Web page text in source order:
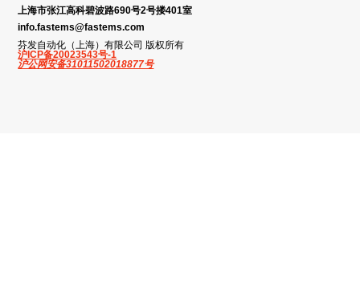
上海市张江高科碧波路690号2号搂401室
info.fastems@fastems.com
芬发自动化（上海）有限公司 版权所有
沪ICP备20023543号-1
沪公网安备31011502018877号